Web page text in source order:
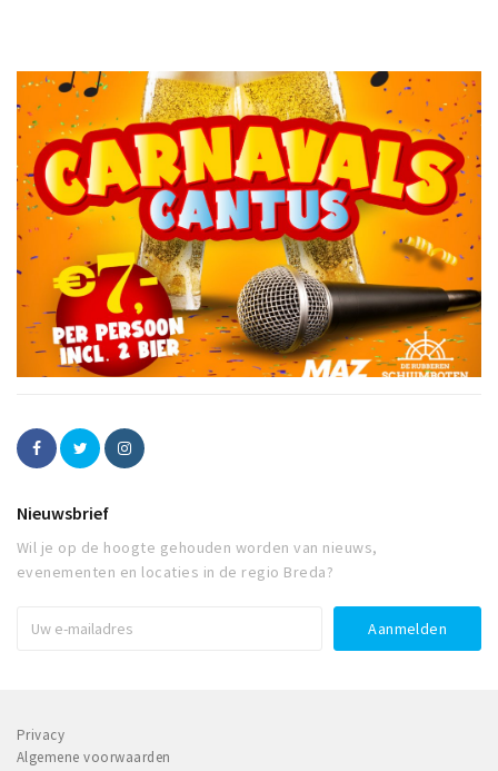
Nieuwsbrief
Wil je op de hoogte gehouden worden van nieuws,
evenementen en locaties in de regio Breda?
Privacy
Algemene voorwaarden